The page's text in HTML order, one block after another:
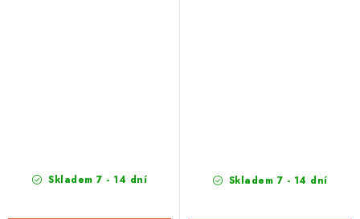
Skladem 7 - 14 dní Skladem 7 - 14 dní